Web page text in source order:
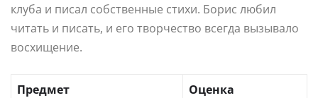
клуба и писал собственные стихи. Борис любил
читать и писать, и его творчество всегда вызывало
восхищение.
Предмет
Оценка